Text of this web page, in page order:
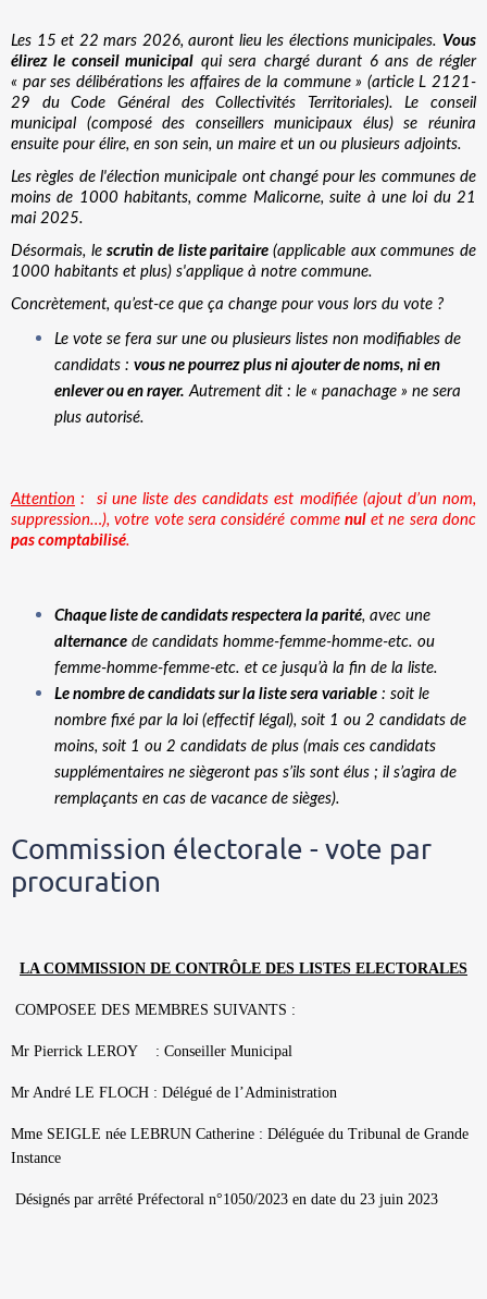
Les 15 et 22 mars 2026, auront lieu les élections municipales. Vous
élirez le conseil municipal qui sera chargé durant 6 ans de régler
« par ses délibérations les affaires de la commune » (article L 2121-
29 du Code Général des Collectivités Territoriales). Le conseil
municipal (composé des conseillers municipaux élus) se réunira
ensuite pour élire, en son sein, un maire et un ou plusieurs adjoints.
Les règles de l'élection municipale ont changé pour les communes de
moins de 1000 habitants, comme Malicorne, suite à une loi du 21
mai 2025.
Désormais, le scrutin de liste paritaire (applicable aux communes de
1000 habitants et plus) s'applique à notre commune.
Concrètement, qu’est-ce que ça change pour vous lors du vote ?
Le vote se fera sur une ou plusieurs listes non modifiables de
candidats : vous ne pourrez plus ni ajouter de noms, ni en
enlever ou en rayer. Autrement dit : le « panachage » ne sera
plus autorisé.
Attention :  si une liste des candidats est modifiée (ajout d’un nom,
suppression…), votre vote sera considéré comme nul
pas comptabilisé.
Chaque liste de candidats respectera la parité
alternance de candidats homme-femme-homme-etc. ou
femme-homme-femme-etc. et ce jusqu’à la fin de la liste.
Le nombre de candidats sur la liste sera variable : soit le
nombre fixé par la loi (effectif légal), soit 1 ou 2 candidats de
moins, soit 1 ou 2 candidats de plus (mais ces candidats
supplémentaires ne siègeront pas s’ils sont élus ; il s’agira de
remplaçants en cas de vacance de sièges).
Commission électorale - vote par
procuration
LA COMMISSION DE CONTRÔLE DES LISTES ELECTORALES
COMPOSEE DES MEMBRES SUIVANTS :
Mr Pierrick LEROY : Conseiller Municipal
Mr André LE FLOCH : Délégué de l’Administration
Mme SEIGLE née LEBRUN Catherine : Déléguée du Tribunal de Grande
Instance
Désignés par arrêté Préfectoral n°1050/2023 en date du 23 juin 2023